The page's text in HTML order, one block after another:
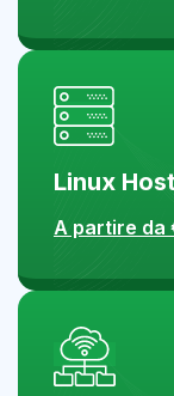
Linux
A partire da